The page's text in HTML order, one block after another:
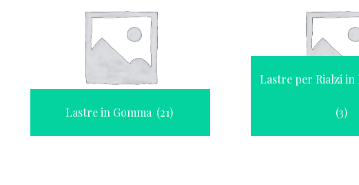
Lastre in Gomma (21)
Lastre per Rialzi
(3)